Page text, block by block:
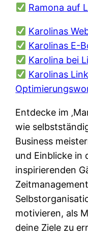
Ramona auf
Karolinas
Karolinas E-
Karolina bei
Karolinas
Entdecke im
wie
Business
und Einblicke in
inspirierenden
motivieren, als
deine Ziele zu